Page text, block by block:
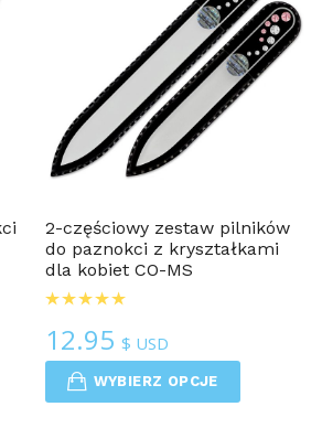
2-częściowy zestaw pilników
do paznokci z kryształkami
dla kobiet CO-MS
12.95$ USD
WYBIERZ OPCJE